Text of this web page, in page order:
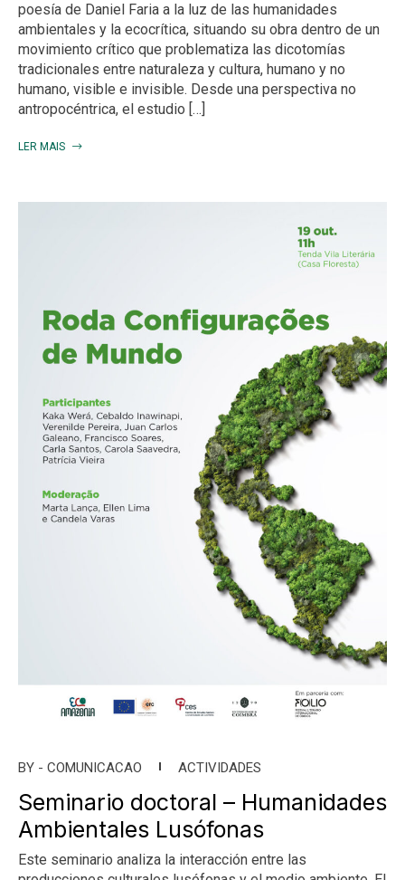
poesía de Daniel Faria a la luz de las humanidades
ambientales y la ecocrítica, situando su obra dentro de un
movimiento crítico que problematiza las dicotomías
tradicionales entre naturaleza y cultura, humano y no
humano, visible e invisible. Desde una perspectiva no
antropocéntrica, el estudio […]
LER MAIS
BY - COMUNICACAO ACTIVIDADES
Seminario doctoral – Humanidades
Ambientales Lusófonas
Este seminario analiza la interacción entre las